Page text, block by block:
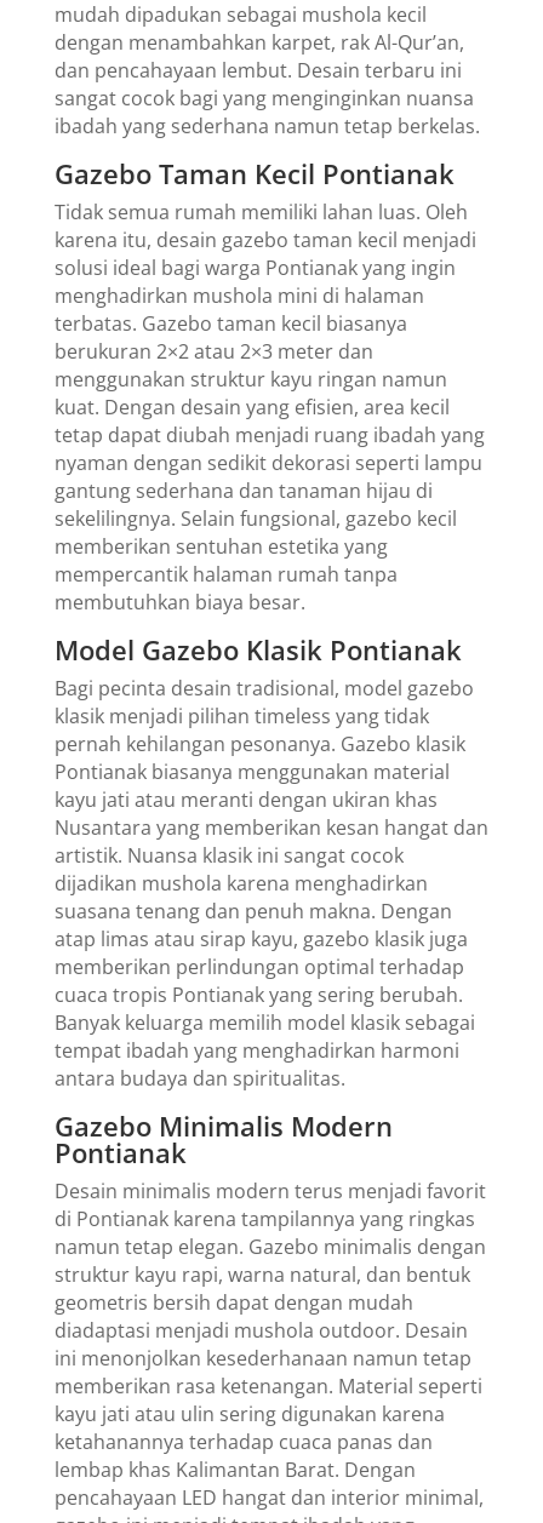
mudah dipadukan sebagai mushola kecil
dengan menambahkan karpet, rak Al-Qur’an,
dan pencahayaan lembut. Desain terbaru ini
sangat cocok bagi yang menginginkan nuansa
ibadah yang sederhana namun tetap berkelas.
Gazebo Taman Kecil Pontianak
Tidak semua rumah memiliki lahan luas. Oleh
karena itu, desain gazebo taman kecil menjadi
solusi ideal bagi warga Pontianak yang ingin
menghadirkan mushola mini di halaman
terbatas. Gazebo taman kecil biasanya
berukuran 2×2 atau 2×3 meter dan
menggunakan struktur kayu ringan namun
kuat. Dengan desain yang efisien, area kecil
tetap dapat diubah menjadi ruang ibadah yang
nyaman dengan sedikit dekorasi seperti lampu
gantung sederhana dan tanaman hijau di
sekelilingnya. Selain fungsional, gazebo kecil
memberikan sentuhan estetika yang
mempercantik halaman rumah tanpa
membutuhkan biaya besar.
Model Gazebo Klasik Pontianak
Bagi pecinta desain tradisional, model gazebo
klasik menjadi pilihan timeless yang tidak
pernah kehilangan pesonanya. Gazebo klasik
Pontianak biasanya menggunakan material
kayu jati atau meranti dengan ukiran khas
Nusantara yang memberikan kesan hangat dan
artistik. Nuansa klasik ini sangat cocok
dijadikan mushola karena menghadirkan
suasana tenang dan penuh makna. Dengan
atap limas atau sirap kayu, gazebo klasik juga
memberikan perlindungan optimal terhadap
cuaca tropis Pontianak yang sering berubah.
Banyak keluarga memilih model klasik sebagai
tempat ibadah yang menghadirkan harmoni
antara budaya dan spiritualitas.
Gazebo Minimalis Modern
Pontianak
Desain minimalis modern terus menjadi favorit
di Pontianak karena tampilannya yang ringkas
namun tetap elegan. Gazebo minimalis dengan
struktur kayu rapi, warna natural, dan bentuk
geometris bersih dapat dengan mudah
diadaptasi menjadi mushola outdoor. Desain
ini menonjolkan kesederhanaan namun tetap
memberikan rasa ketenangan. Material seperti
kayu jati atau ulin sering digunakan karena
ketahanannya terhadap cuaca panas dan
lembap khas Kalimantan Barat. Dengan
pencahayaan LED hangat dan interior minimal,